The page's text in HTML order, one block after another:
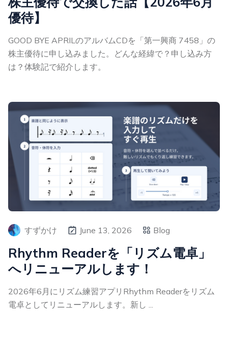
優待】
GOOD BYE APRILのアルバムCDを「第一興商 7458」の
株主優待に申し込みました。どんな経緯で？申し込み方
は？体験記で紹介します。
すずかけ June 13, 2026 Blog
Rhythm Readerを「リズム電卓」
へリニューアルします！
2026年6月にリズム練習アプリRhythm Readerをリズム
電卓としてリニューアルします。新し ...